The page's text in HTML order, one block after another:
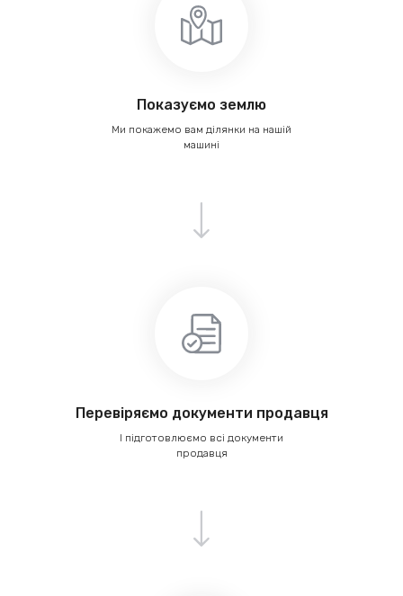
Ми покажемо вам ділянки на нашій
машині
Показуємо землю
Перевіряємо документи продавця
І підготовлюємо всі документи
продавця